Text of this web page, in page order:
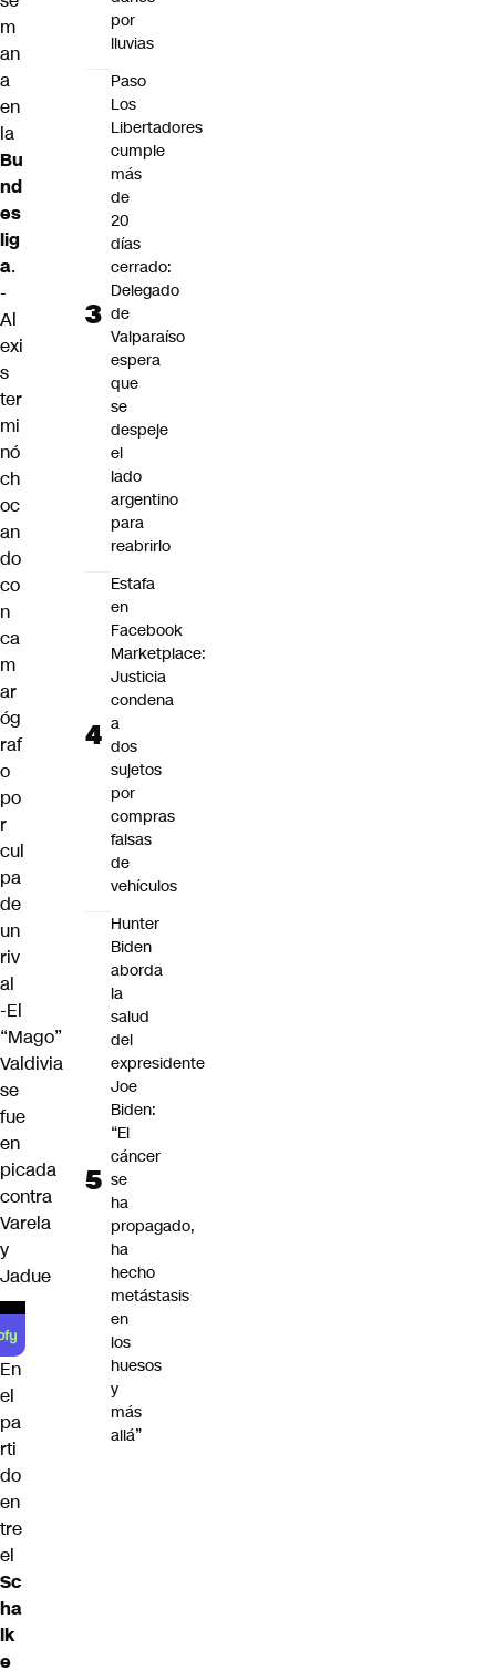
m
an
a
en
la
Bu
nd
es
lig
a.
-
Al
exi
s
ter
mi
nó
ch
oc
an
do
co
n
ca
m
ar
óg
raf
o
po
r
cul
pa
de
un
riv
al
-El
“Mago”
Valdivia
se
fue
en
picada
contra
Varela
y
Jadue
En
el
pa
rti
do
en
tre
el
Sc
ha
lk
e
por
lluvias
Paso
Los
Libertadores
cumple
más
de
20
días
cerrado:
Delegado
de
Valparaíso
espera
que
se
despeje
el
lado
argentino
para
reabrirlo
Estafa
en
Facebook
Marketplace:
Justicia
condena
a
dos
sujetos
por
compras
falsas
de
vehículos
Hunter
Biden
aborda
la
salud
del
expresidente
Joe
Biden:
“El
cáncer
se
ha
propagado,
ha
hecho
metástasis
en
los
huesos
y
más
allá”